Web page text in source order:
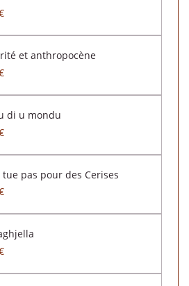
et anthropocène
di u mondu
pas pour des Cerises